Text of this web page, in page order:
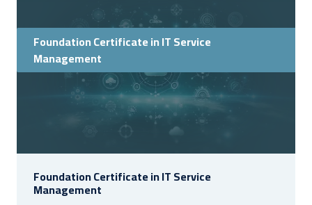
Foundation Certificate in IT Service
Management
Foundation Certificate in IT Service
Management